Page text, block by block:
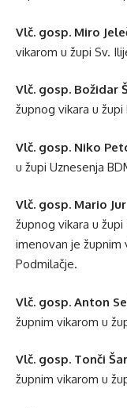
Vlč. gosp. Miro
vikarom u župi Sv.
Vlč. gosp. Božidar
župnog vikara u
Vlč. gosp. Niko
u župi Uznesenja
Vlč. gosp. Mario
župnog vikara u
imenovan je župnim
Podmilačje.
Vlč. gosp. Anton
župnim vikarom u
Vlč. gosp. Tonči
župnim vikarom u